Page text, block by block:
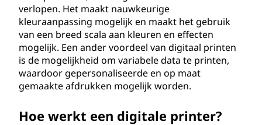
verlopen. Het maakt nauwkeurige
kleuraanpassing mogelijk en maakt het gebruik
van een breed scala aan kleuren en effecten
mogelijk. Een ander voordeel van digitaal printen
is de mogelijkheid om variabele data te printen,
waardoor gepersonaliseerde en op maat
gemaakte afdrukken mogelijk worden.
Hoe werkt een digitale printer?